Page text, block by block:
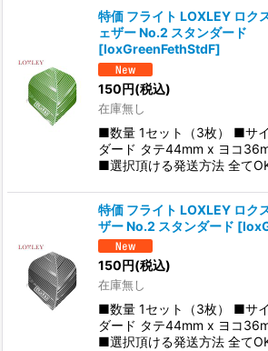
特価 フライト LOXLEY ロク
ェザー No.2 スタンダード
[loxGreenFethStdF]
150円(税込)
在庫無し
■数量 1セット（3枚） ■サ
ダード タテ44mm x ヨコ
■選択頂ける発送方法 全てOK
特価 フライト LOXLEY ロク
ザー No.2 スタンダード [
150円(税込)
在庫無し
■数量 1セット（3枚） ■サ
ダード タテ44mm x ヨコ
■選択頂ける発送方法 全てOK